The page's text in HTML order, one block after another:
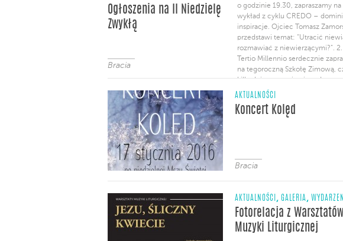
Ogłoszenia na II Niedzielę
Zwykłą
Bracia
o godzinie 19.30, zapraszamy
wykład z cyklu CREDO –
inspiracje. Ojciec Tomasz
przedstawi temat: “Utracić
rozmawiać z niewierzącymi?”.
Tertio Millennio serdecznie
na tegoroczną Szkołę Zimową,
kilkudniowe seminarium
katolickiej nauki społecznej, które
w Wadowicach. W tym roku
AKTUALNOŚCI
Koncert Kolęd
Bracia
AKTUALNOŚCI , GALERIA,
Fotorelacja z Warsztatów
Muzyki Liturgicznej